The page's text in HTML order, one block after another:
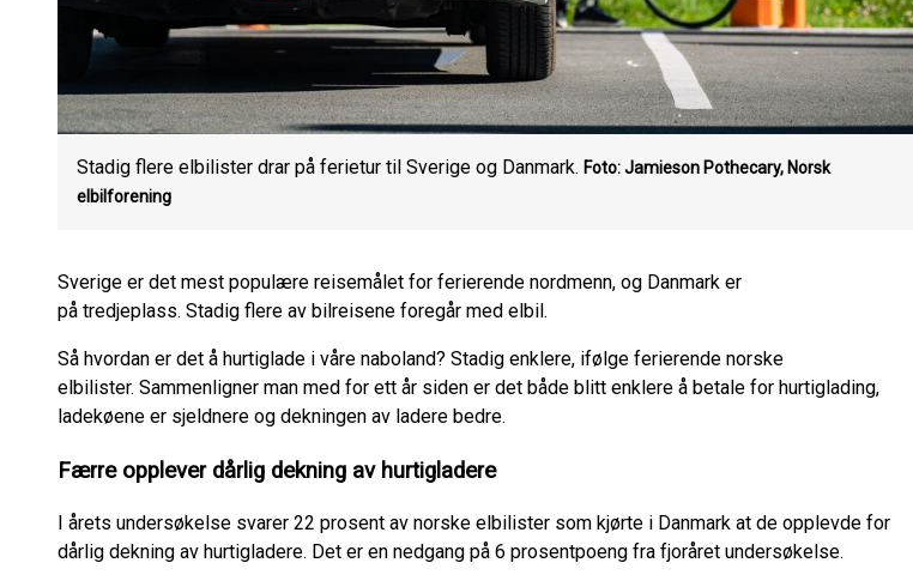
Stadig flere elbilister drar på ferietur til Sverige og Danmark. Foto: Jamieson Pothecary, Norsk
elbilforening
Sverige er det mest populære reisemålet for ferierende nordmenn, og Danmark er
på tredjeplass. Stadig flere av bilreisene foregår med elbil.
Så hvordan er det å hurtiglade i våre naboland? Stadig enklere, ifølge ferierende norske
elbilister. Sammenligner man med for ett år siden er det både blitt enklere å betale for hurtiglading,
ladekøene er sjeldnere og dekningen av ladere bedre.
Færre opplever dårlig dekning av hurtigladere
I årets undersøkelse svarer 22 prosent av norske elbilister som kjørte i Danmark at de opplevde for
dårlig dekning av hurtigladere. Det er en nedgang på 6 prosentpoeng fra fjoråret undersøkelse.